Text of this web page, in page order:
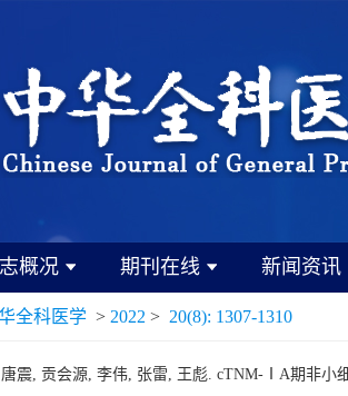
概况 期刊在线 新闻资讯
全科医学 > 2022 > 20(8): 1307-1310
震, 贡会源, 李伟, 张雷, 王彪. cTNM-ⅠA期非小